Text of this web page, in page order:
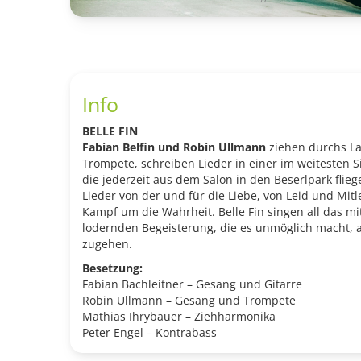
Info
BELLE FIN
Fabian Belfin und Robin Ullmann ziehen durchs
Trompete, schreiben Lieder in einer im weitesten
die jederzeit aus dem Salon in den Beserlpark
Lieder von der und für die Liebe, von Leid und
Kampf um die Wahrheit. Belle Fin singen all das
lodernden Begeisterung, die es unmöglich macht,
zugehen.
Besetzung:
Fabian Bachleitner – Gesang und Gitarre
Robin Ullmann – Gesang und Trompete
Mathias Ihrybauer – Ziehharmonika
Peter Engel – Kontrabass